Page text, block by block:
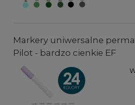
Markery uniwersalne
Pilot - bardzo cienkie EF